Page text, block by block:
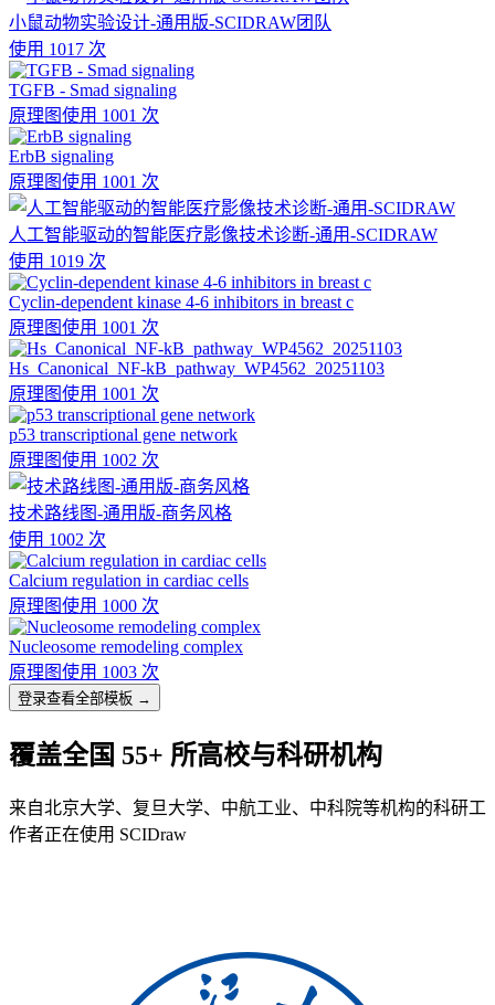
小鼠动物实验设计-通用版-SCIDRAW团队
使用 1017 次
TGFB - Smad signaling
原理图使用 1001 次
ErbB signaling
原理图使用 1001 次
人工智能驱动的智能医疗影像技术诊断-通用-SCIDRAW
使用 1019 次
Cyclin-dependent kinase 4-6 inhibitors in breast c
原理图使用 1001 次
Hs_Canonical_NF-kB_pathway_WP4562_20251103
原理图使用 1001 次
p53 transcriptional gene network
原理图使用 1002 次
技术路线图-通用版-商务风格
使用 1002 次
Calcium regulation in cardiac cells
原理图使用 1000 次
Nucleosome remodeling complex
原理图使用 1003 次
登录查看全部模板 →
覆盖全国 55+ 所高校与科研机构
来自北京大学、复旦大学、中航工业、中科院等机构的科研工
作者正在使用 SCIDraw